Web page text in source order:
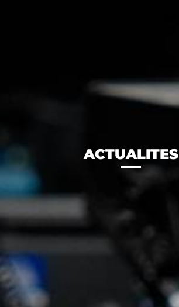
ACTUALITES